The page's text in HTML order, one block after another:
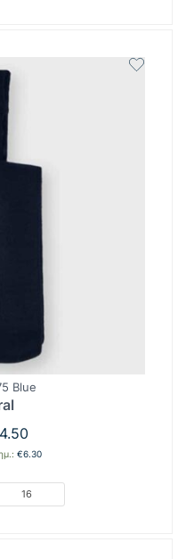
Blue
4.50
τρέχουσα
είναι:
€4.50.
€6.30
16